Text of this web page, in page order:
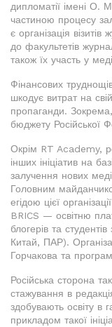
дипломатії імені О.
частиною процесу
є організація
до факультетів
також їх участь у
Фінансових
шкодує витрат на
пропаганди.
бюджету Російської
Окрім RT Academy,
інших ініціатив на
залучення нових
Головним
егідою цієї
BRICS — освітню
блогерів та
Китай, ПАР).
Горчакова та
Російська сторона
стажування в
здобувають освіту в
прикладом такої